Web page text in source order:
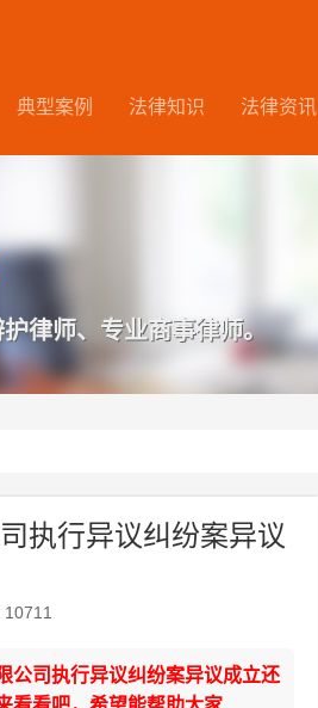
典型案例 法律知识 法律资讯
律师、专业商事律师。
执行异议纠纷案异议
公司执行异议纠纷案异议成立还